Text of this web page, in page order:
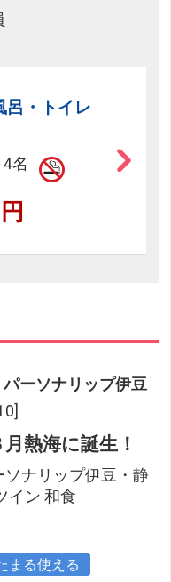
呂・トイレ
名
ーソナリップ伊豆
熱海に誕生！
ソナリップ伊豆・静
イン 和食
まる使える